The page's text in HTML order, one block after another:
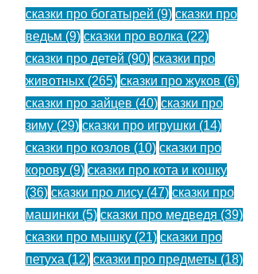
сказки про богатырей (9) сказки про
ведьм (9) сказки про волка (22)
сказки про детей (90) сказки про
животных (265) сказки про жуков (6)
сказки про зайцев (40) сказки про
зиму (29) сказки про игрушки (14)
сказки про козлов (10) сказки про
корову (9) сказки про кота и кошку
(36) сказки про лису (47) сказки про
машинки (5) сказки про медведя (39)
сказки про мышку (21) сказки про
петуха (12) сказки про предметы (18)